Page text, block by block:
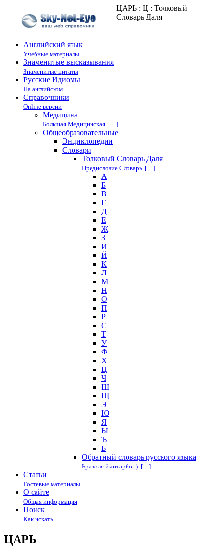
ЦАРЬ : Ц : Толковый
Словарь Даля
Английский язык
Учебные материалы
Знаменитые высказывания
Знаменитые цитаты
Русские Идиомы
На английском
Справочники
Online версии
Медицина
Большая Медицинская […]
Общеобразовательные
Энциклопедии
Cловари
Толковый Словарь Даля
Предисловие Словарь […]
А
Б
В
Г
Д
Е
Ж
З
И
Й
К
Л
М
Н
О
П
Р
С
Т
У
Ф
Х
Ц
Ч
Ш
Щ
Э
Ю
Я
Ы
Ъ
Ь
Обратный словарь русского языка
Ьраволс йынтарбо :) […]
Статьи
Гостевые материалы
О сайте
Общая информация
Поиск
Как искать
ЦАРЬ